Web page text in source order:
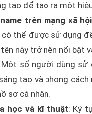
tạo để tạo ra một
trên mạng xã
có thể được sử dụng
này trở nên nổi bật
số người dùng sử
tạo và phong
sơ cá nhân.
học và kĩ thuật: Ký